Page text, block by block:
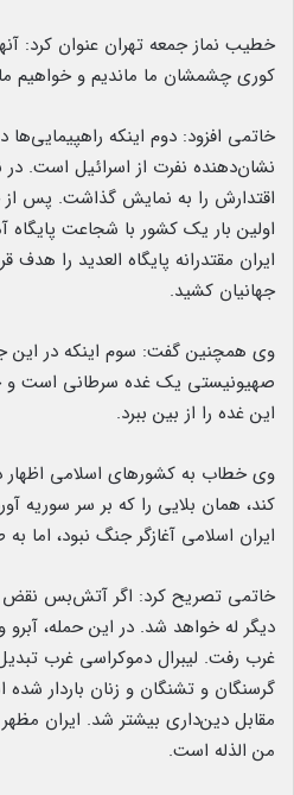
خطیب نماز جمعه تهران عنوان کرد:
کوری چشمشان ما ماندیم و خواهیم
خاتمی افزود: دوم اینکه
نشان‌دهنده نفرت از اسرائیل است. در
اقتدارش را به نمایش گذاشت. پس
اولین بار یک کشور با شجاعت پایگاه
ایران مقتدرانه پایگاه العدید را هدف
جهانیان کشید.
وی همچنین گفت: سوم اینکه در این
صهیونیستی یک غده سرطانی است و
این غده را از بین ببرد.
وی خطاب به کشورهای اسلامی اظهار
کند، همان بلایی را که بر سر سوریه
ایران اسلامی آغازگر جنگ نبود، اما به
خاتمی تصریح کرد: اگر آتش‌بس نقض
دیگر له خواهد شد. در این حمله،
غرب رفت. لیبرال دموکراسی غرب
مقابل دین‌داری بیشتر شد. ایران
من الذله است.